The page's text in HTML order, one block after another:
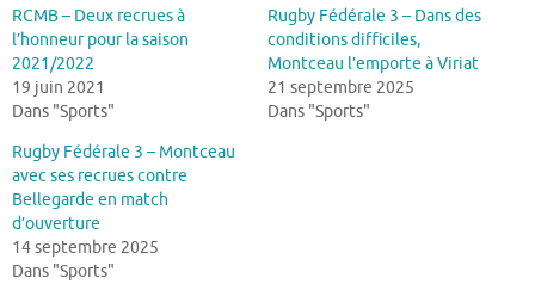
RCMB – Deux recrues à
l’honneur pour la saison
2021/2022
19 juin 2021
Dans "Sports"
Rugby Fédérale 3 – Dans des
conditions difficiles,
Montceau l’emporte à Viriat
21 septembre 2025
Dans "Sports"
Rugby Fédérale 3 – Montceau
avec ses recrues contre
Bellegarde en match
d’ouverture
14 septembre 2025
Dans "Sports"